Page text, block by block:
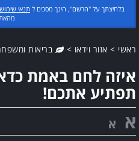
בלחיצתך על "הרשם", הינך מסכים ל תנאי שימוש
ראשי > אזור וידאו > בריאות
איזה לחם באמת
תפתיע אתכם!
א א